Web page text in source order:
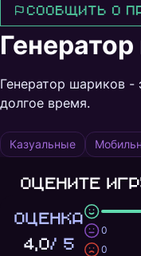
Сообщить о
Генератор шариков -
долгое время.
Казуальные
Оцените
ОЦЕНКА
4,0/ 5
0
0